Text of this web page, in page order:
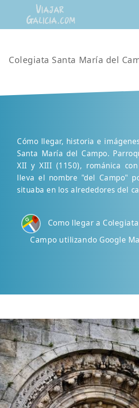
Colegiata Santa María del
Cómo llegar, historia e
Santa María del Campo.
XII y XIII (1150), románica
lleva el nombre "del Campo"
situaba en los alrededores del
Como llegar a
Campo utilizando Google